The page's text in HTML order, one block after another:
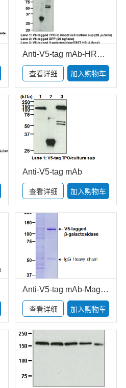
Anti-V5-tag mAb-HRP-DirecT
查看详细 加入购物车
Anti-V5-tag mAb
查看详细 加入购物车
Anti-V5-tag mAb-Magnetic Beads
查看详细 加入购物车